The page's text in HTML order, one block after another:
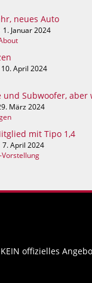
neues Auto
1. Januar 2024
10. April 2024
und Subwoofer, aber
März 2024
mit Tipo 1,4
7. April 2024
offizielles